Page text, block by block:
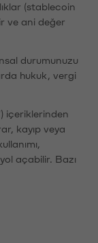
(stablecoin
ve ani değer
durumunuzu
hukuk, vergi
içeriklerinden
kayıp veya
açabilir. Bazı